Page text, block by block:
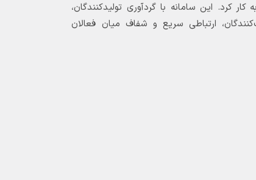
کرد. این سامانه با گردآوری تولیدکنندگان،
ارتباطی سریع و شفاف میان فعالان